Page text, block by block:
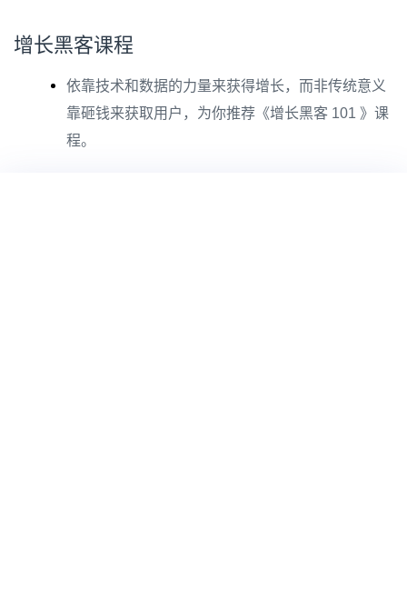
增长黑客课程
依靠技术和数据的力量来获得增长，而非传统意义
靠砸钱来获取用户，为你推荐《增长黑客 101 》课
程。